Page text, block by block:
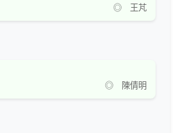
◎ 王芃
◎ 陳倩明